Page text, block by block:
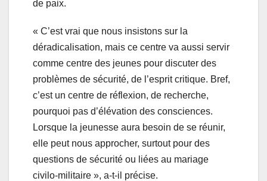
de paix.
« C’est vrai que nous insistons sur la
déradicalisation, mais ce centre va aussi servir
comme centre des jeunes pour discuter des
problèmes de sécurité, de l’esprit critique. Bref,
c’est un centre de réflexion, de recherche,
pourquoi pas d’élévation des consciences.
Lorsque la jeunesse aura besoin de se réunir,
elle peut nous approcher, surtout pour des
questions de sécurité ou liées au mariage
civilo-militaire », a-t-il précise.